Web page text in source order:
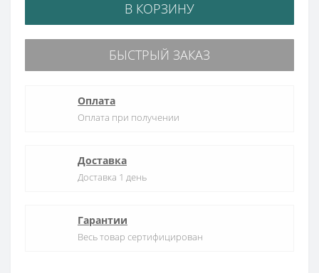
В КОРЗИНУ
БЫСТРЫЙ ЗАКАЗ
Оплата
Оплата при получении
Доставка
Доставка 1 день
Гарантии
Весь товар сертифицирован